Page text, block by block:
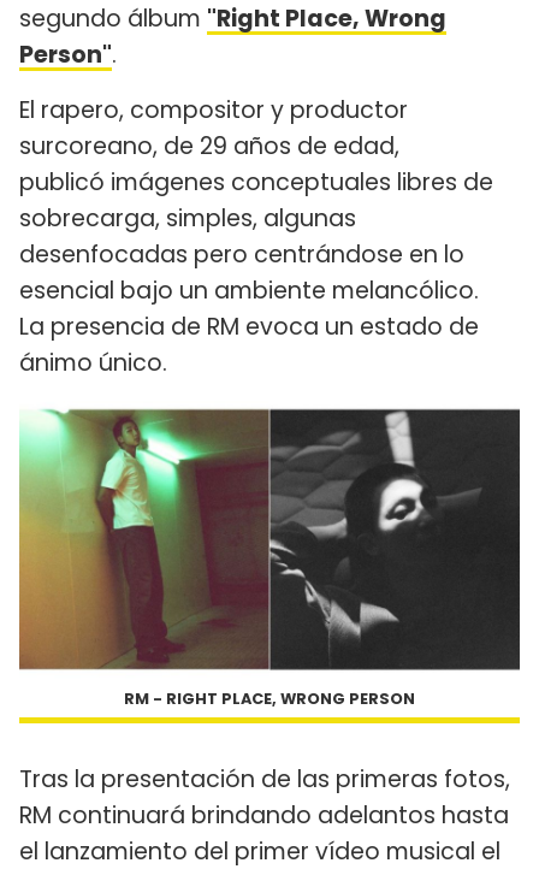
segundo álbum "Right Place, Wrong
Person".
El rapero, compositor y productor
surcoreano, de 29 años de edad,
publicó imágenes conceptuales libres de
sobrecarga, simples, algunas
desenfocadas pero centrándose en lo
esencial bajo un ambiente melancólico.
La presencia de RM evoca un estado de
ánimo único.
RM - RIGHT PLACE, WRONG PERSON
Tras la presentación de las primeras fotos,
RM continuará brindando adelantos hasta
el lanzamiento del primer vídeo musical el